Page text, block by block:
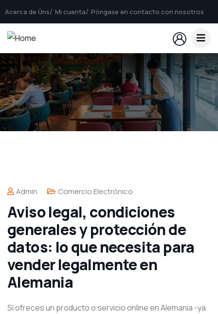
Acerca de Üns Mi cuenta Póngase en contacto con nosotros
Admin Comercio Electrónico
Aviso legal, condiciones
generales y protección de
datos: lo que necesita para
vender legalmente en
Alemania
Si ofreces un producto o servicio online en Alemania -ya